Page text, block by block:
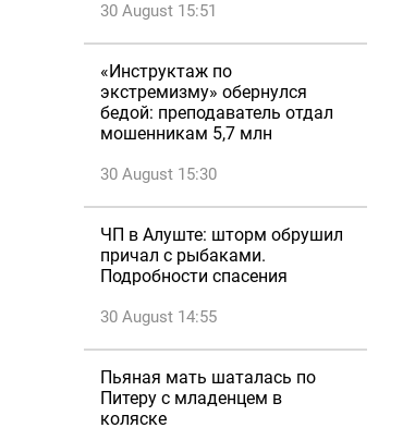
30 August 15:51
«Инструктаж по
экстремизму» обернулся
бедой: преподаватель отдал
мошенникам 5,7 млн
30 August 15:30
ЧП в Алуште: шторм обрушил
причал с рыбаками.
Подробности спасения
30 August 14:55
Пьяная мать шаталась по
Питеру с младенцем в
коляске